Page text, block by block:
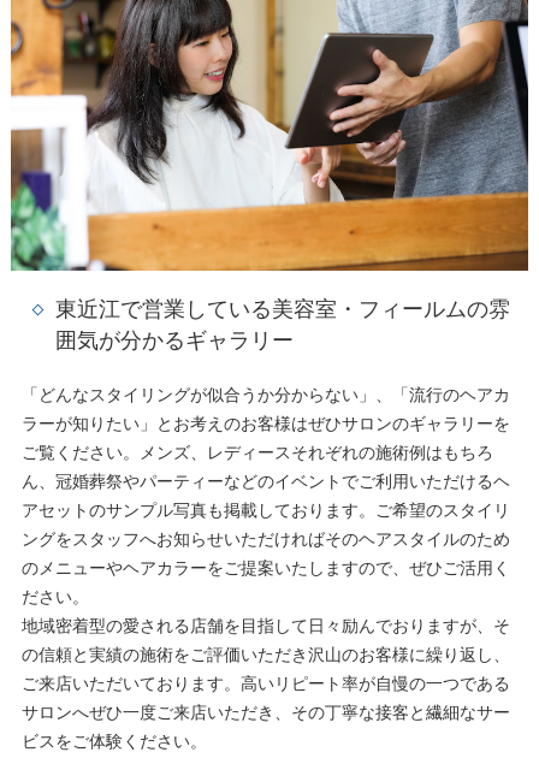
東近江で営業している美容室・フィールムの雰
囲気が分かるギャラリー
「どんなスタイリングが似合うか分からない」、「流行のヘアカ
ラーが知りたい」とお考えのお客様はぜひサロンのギャラリーを
ご覧ください。メンズ、レディースそれぞれの施術例はもちろ
ん、冠婚葬祭やパーティーなどのイベントでご利用いただけるヘ
アセットのサンプル写真も掲載しております。ご希望のスタイリ
ングをスタッフへお知らせいただければそのヘアスタイルのため
のメニューやヘアカラーをご提案いたしますので、ぜひご活用く
ださい。
地域密着型の愛される店舗を目指して日々励んでおりますが、そ
の信頼と実績の施術をご評価いただき沢山のお客様に繰り返し、
ご来店いただいております。高いリピート率が自慢の一つである
サロンへぜひ一度ご来店いただき、その丁寧な接客と繊細なサー
ビスをご体験ください。